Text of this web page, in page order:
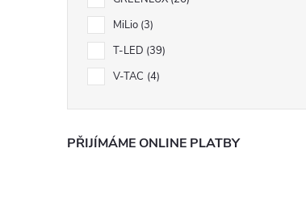
MiLio 3
T-LED 39
V-TAC 4
PŘIJÍMÁME ONLINE PLATBY